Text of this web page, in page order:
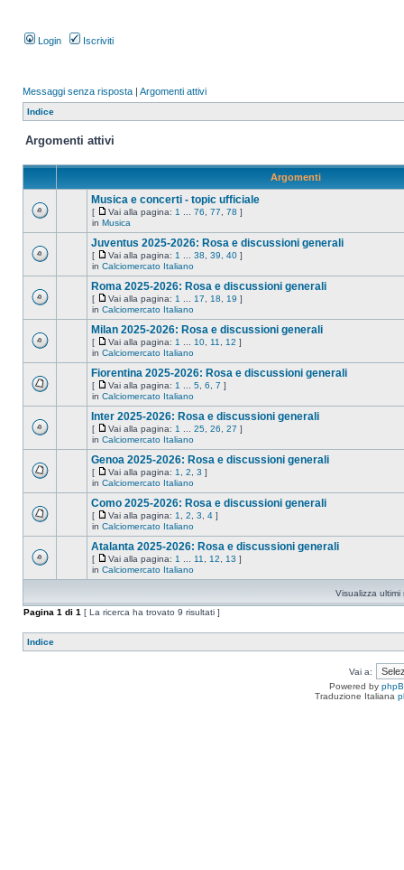
Login Iscriviti
Messaggi senza risposta | Argomenti attivi
Indice
Argomenti attivi
Argomenti
Musica e concerti - topic ufficiale
[ Vai alla pagina: 1 76 77 78 ]
in Musica
Juventus 2025-2026: Rosa e discussioni generali
[ Vai alla pagina: 1 38 39 40 ]
in Calciomercato Italiano
Roma 2025-2026: Rosa e discussioni generali
[ Vai alla pagina: 1 17 18 19 ]
in Calciomercato Italiano
Milan 2025-2026: Rosa e discussioni generali
[ Vai alla pagina: 1 10 11 12 ]
in Calciomercato Italiano
Fiorentina 2025-2026: Rosa e discussioni generali
[ Vai alla pagina: 1 5 6 7 ]
in Calciomercato Italiano
Inter 2025-2026: Rosa e discussioni generali
[ Vai alla pagina: 1 25 26 27 ]
in Calciomercato Italiano
Genoa 2025-2026: Rosa e discussioni generali
[ Vai alla pagina: 1 2 3 ]
in Calciomercato Italiano
Como 2025-2026: Rosa e discussioni generali
[ Vai alla pagina: 1 2 3 4 ]
in Calciomercato Italiano
Atalanta 2025-2026: Rosa e discussioni generali
[ Vai alla pagina: 1 11 12 13 ]
in Calciomercato Italiano
Visualizza ultimi
Pagina 1 di 1 [ La ricerca ha trovato 9 risultati ]
Indice
Vai a:
Powered by
Traduzione Italiana